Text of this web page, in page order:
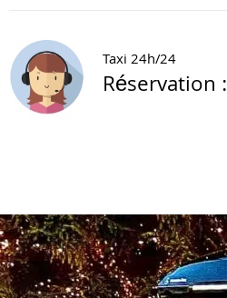
Taxi 24h/24
Réservation :